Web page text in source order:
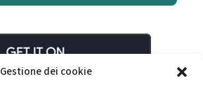
Gestione dei cookie